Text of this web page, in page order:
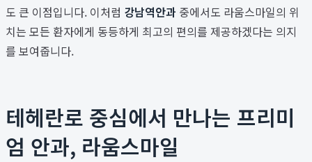
도 큰 이점입니다. 이처럼 강남역안과 중에서도 라움스마일의 위
치는 모든 환자에게 동등하게 최고의 편의를 제공하겠다는 의지
를 보여줍니다.
테헤란로 중심에서 만나는 프리미
엄 안과, 라움스마일